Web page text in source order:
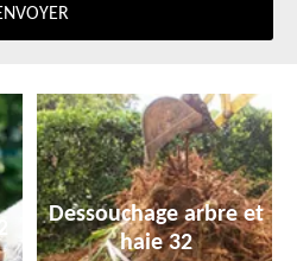
Dessouchage arbre et
haie 32